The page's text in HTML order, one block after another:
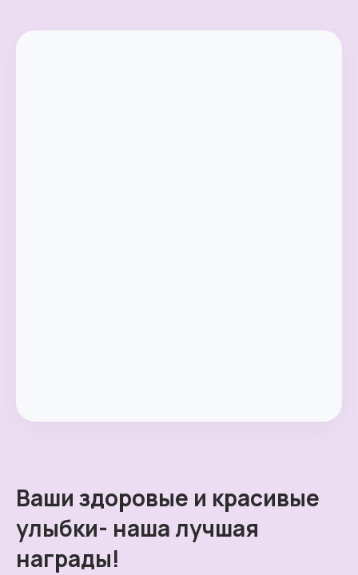
Ваши здоровые и красивые
улыбки- наша лучшая
награды!